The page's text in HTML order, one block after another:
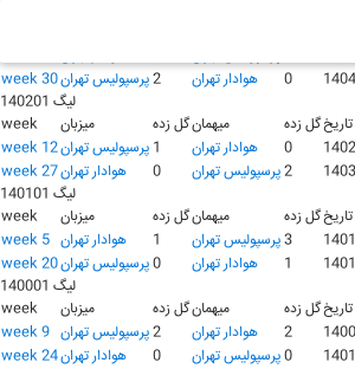
week 30پرسپولیس تهران2 هوادار تهران 0
لیگ 140201
week
میزبان گل زدهمیهمان گل زدهتاریخ
week 12پرسپولیس تهران 1 هوادار تهران 0
week 27هوادار تهران 0 پرسپولیس تهران2
لیگ 140101
week
میزبان گل زدهمیهمان گل زدهتاریخ
week 5 هوادار تهران 1 پرسپولیس تهران3
week 20پرسپولیس تهران0 هوادار تهران 1
لیگ 140001
week
میزبان گل زدهمیهمان گل زدهتاریخ
week 9 پرسپولیس تهران2 هوادار تهران 2
week 24هوادار تهران 0 پرسپولیس تهران0